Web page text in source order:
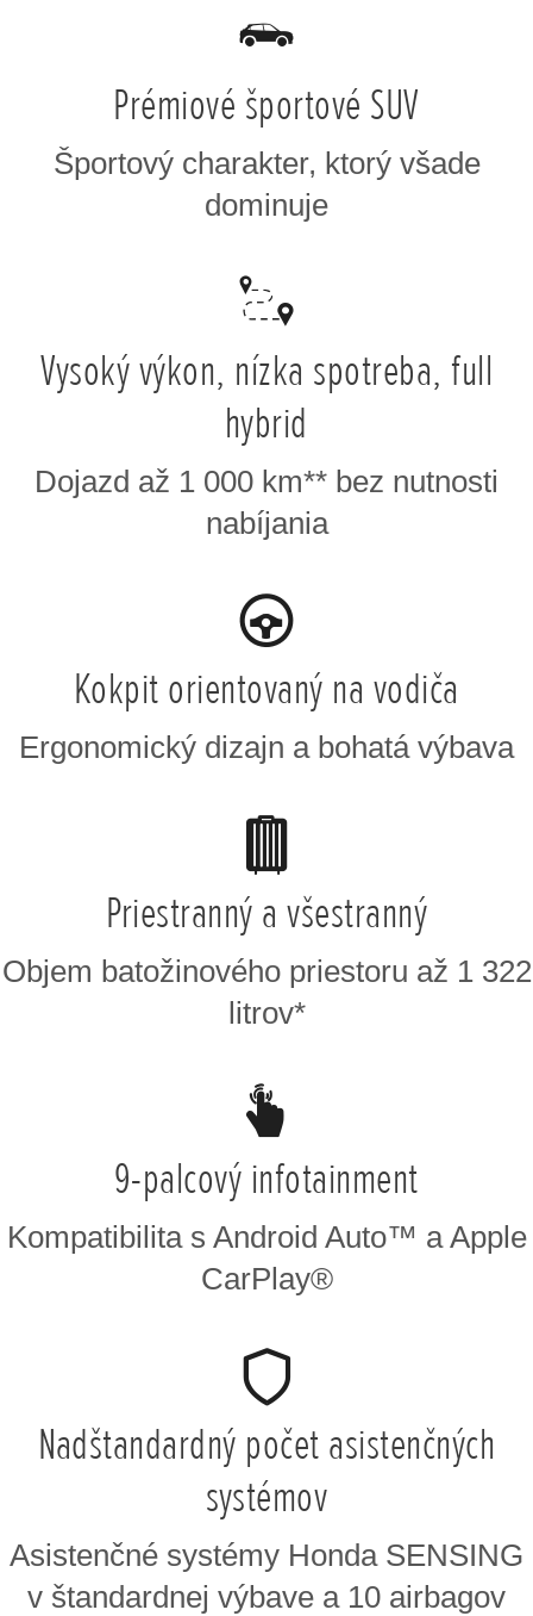
Prémiové športové SUV
Športový charakter, ktorý všade
dominuje
Vysoký výkon, nízka spotreba, full
hybrid
Dojazd až 1 000 km** bez nutnosti
nabíjania
Kokpit orientovaný na vodiča
Ergonomický dizajn a bohatá výbava
Priestranný a všestranný
Objem batožinového priestoru až 1 322
litrov*
9-palcový infotainment
Kompatibilita s Android Auto™ a Apple
CarPlay®
Nadštandardný počet asistenčných
systémov
Asistenčné systémy Honda SENSING
v štandardnej výbave a 10 airbagov